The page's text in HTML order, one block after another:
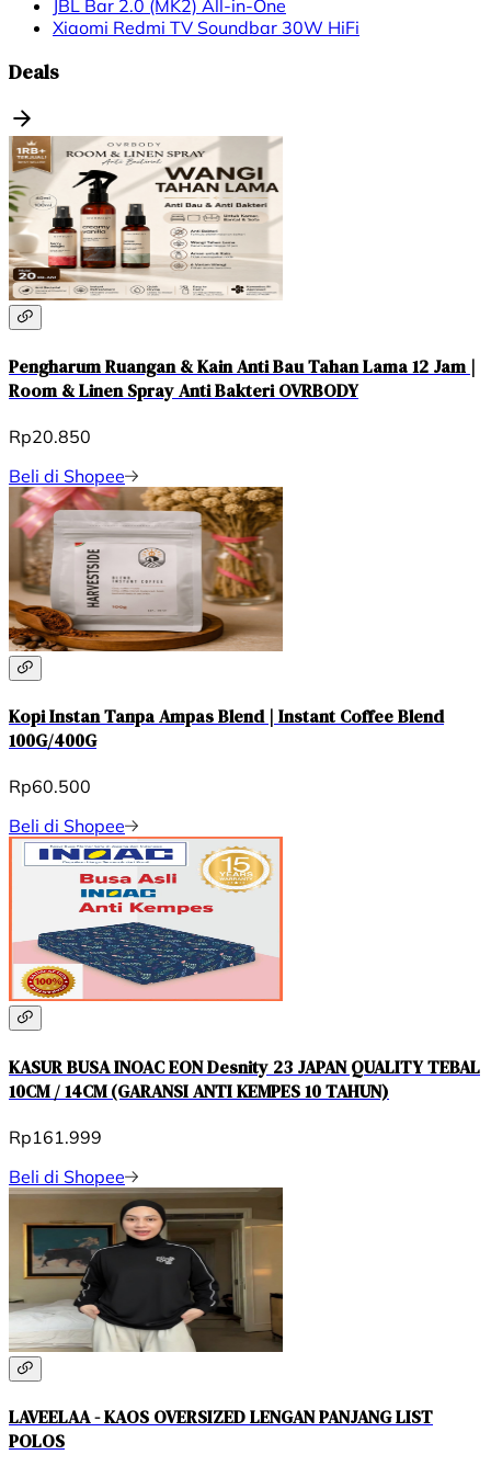
JBL Bar 2.0 (MK2) All-in-One
Xiaomi Redmi TV Soundbar 30W HiFi
Deals
Pengharum Ruangan & Kain Anti Bau Tahan Lama 12 Jam |
Room & Linen Spray Anti Bakteri OVRBODY
Rp20.850
Beli di Shopee
Kopi Instan Tanpa Ampas Blend | Instant Coffee Blend
100G/400G
Rp60.500
Beli di Shopee
KASUR BUSA INOAC EON Desnity 23 JAPAN QUALITY TEBAL
10CM / 14CM (GARANSI ANTI KEMPES 10 TAHUN)
Rp161.999
Beli di Shopee
LAVEELAA - KAOS OVERSIZED LENGAN PANJANG LIST
POLOS